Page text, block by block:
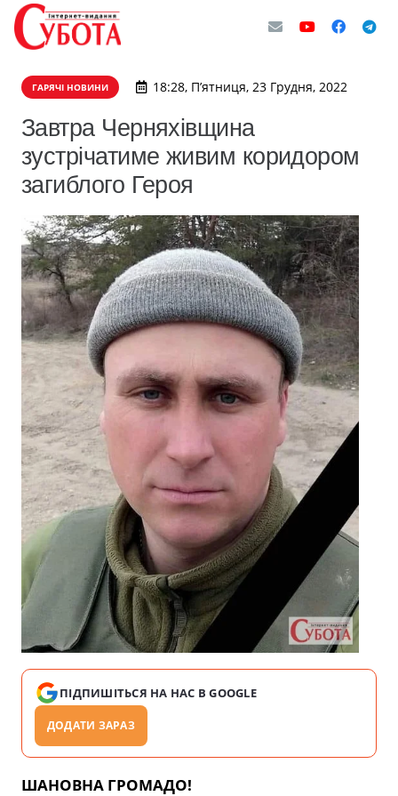
ГАРЯЧІ НОВИНИ 18:28, П’ятниця, 23 Грудня, 2022
Завтра Черняхівщина
зустрічатиме живим коридором
загиблого Героя
ПІДПИШІТЬСЯ НА НАС В GOOGLE
ДОДАТИ ЗАРАЗ
ШАНОВНА ГРОМАДО!